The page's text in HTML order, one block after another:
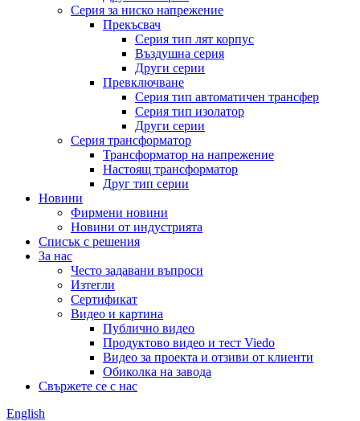
Серия за ниско напрежение
Прекъсвач
Серия тип лят корпус
Въздушна серия
Други серии
Превключване
Серия тип автоматичен трансфер
Серия тип изолатор
Други серии
Серия трансформатор
Трансформатор на напрежение
Настоящ трансформатор
Друг тип серии
Новини
Фирмени новини
Новини от индустрията
Списък с решения
За нас
Често задавани въпроси
Изтегли
Сертификат
Видео и картина
Публично видео
Продуктово видео и тест Viedo
Видео за проекта и отзиви от клиенти
Обиколка на завода
Свържете се с нас
English